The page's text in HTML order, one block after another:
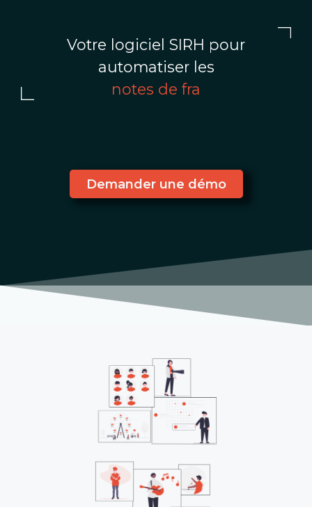
Votre logiciel SIRH pour
automatiser les
notes de f rais
Demander une démo